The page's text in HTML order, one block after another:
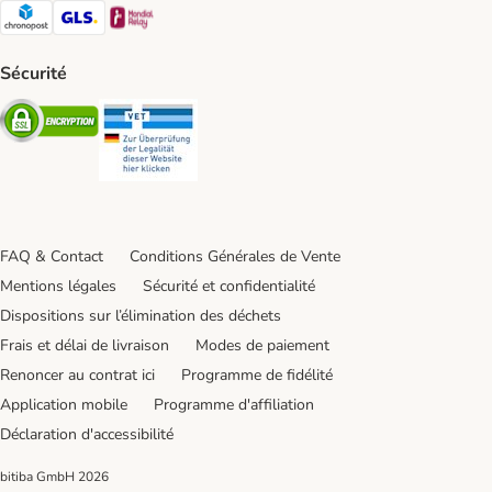
Chronopost Shipping Method
GLS Shipping Method
Sécurité
Security
FAQ & Contact
Conditions Générales de Vente
Mentions légales
Sécurité et confidentialité
Dispositions sur l’élimination des déchets
Frais et délai de livraison
Modes de paiement
Renoncer au contrat ici
Programme de fidélité
Application mobile
Programme d'affiliation
Déclaration d'accessibilité
bitiba GmbH 2026